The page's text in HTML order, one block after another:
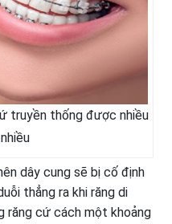
truyền thống được nhiều
dây cung sẽ bị cố định
thẳng ra khi răng di
răng cứ cách một khoảng